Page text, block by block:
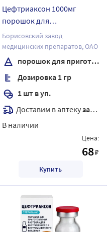
Цефтриаксон 1000мг
порошок для
приготовления раствора
для внутривенного и
внутримышечного
введения флакон 1 шт.
Борисовский завод
медицинских препаратов, ОАО
порошок для приготовления раствора для внутривенного и внутримышечного введения
Дозировка 1 гр
1 шт в уп.
Доставим в аптекузавтра
В наличии
Цена:
68₽
Купить